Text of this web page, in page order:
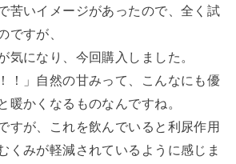
苦いイメージがあったので、全く試
ですが、
気になり、今回購入しました。
！」自然の甘みって、こんなにも優
暖かくなるものなんですね。
すが、これを飲んでいると利尿作用
くみが軽減されているように感じま